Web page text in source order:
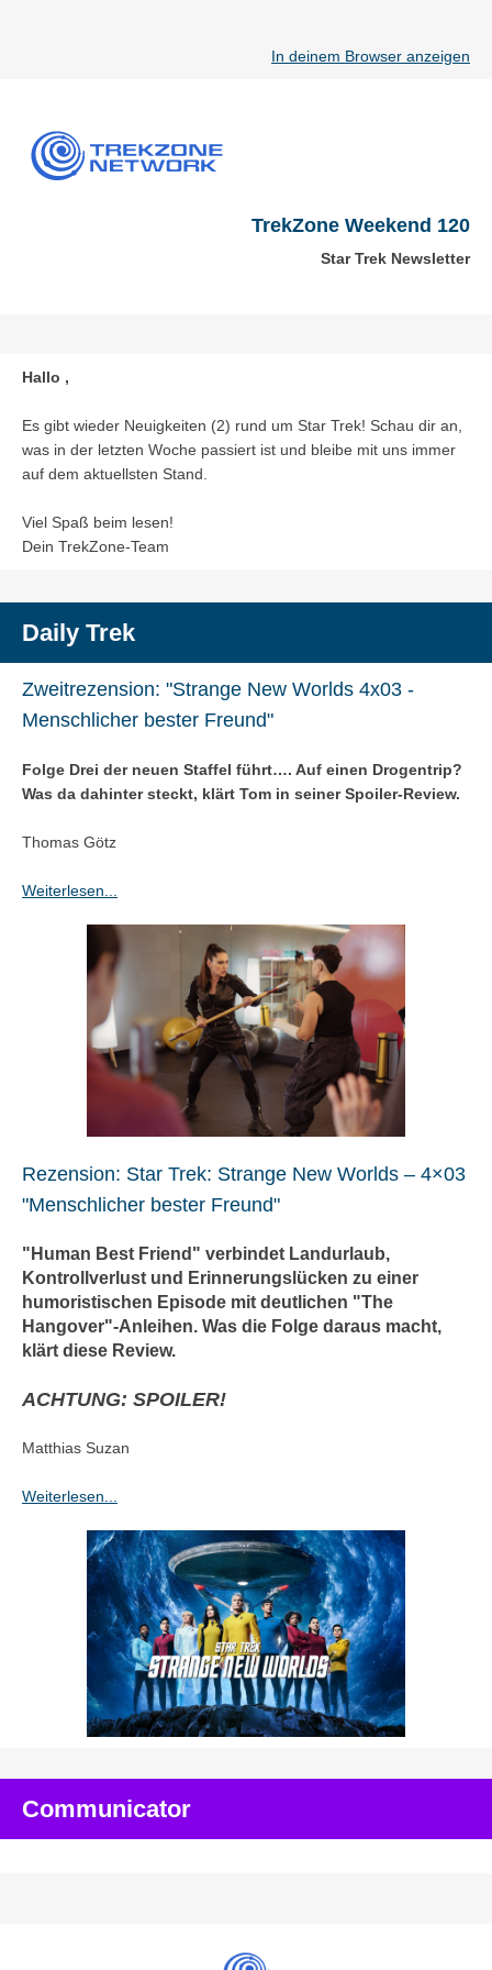
In deinem Browser anzeigen
TrekZone Weekend 120
Star Trek Newsletter
Hallo ,
Es gibt wieder Neuigkeiten (2) rund um Star Trek! Schau dir an,
was in der letzten Woche passiert ist und bleibe mit uns immer
auf dem aktuellsten Stand.
Viel Spaß beim lesen!
Dein TrekZone-Team
Daily Trek
Zweitrezension: "Strange New Worlds 4x03 -
Menschlicher bester Freund"
Folge Drei der neuen Staffel führt…. Auf einen Drogentrip?
Was da dahinter steckt, klärt Tom in seiner Spoiler-Review.
Thomas Götz
Weiterlesen...
Rezension: Star Trek: Strange New Worlds – 4×03
"Menschlicher bester Freund"
"Human Best Friend" verbindet Landurlaub,
Kontrollverlust und Erinnerungslücken zu einer
humoristischen Episode mit deutlichen "The
Hangover"-Anleihen. Was die Folge daraus macht,
klärt diese Review.
ACHTUNG: SPOILER!
Matthias Suzan
Weiterlesen...
Communicator